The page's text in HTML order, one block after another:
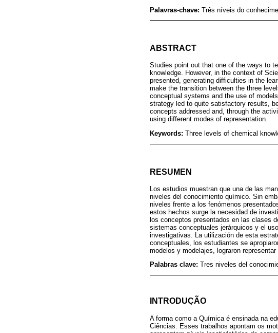
Palavras-chave: Três níveis do
ABSTRACT
Studies point out that one of the ways to
knowledge. However, in the context of
presented, generating difficulties in the
make the transition between the three
conceptual systems and the use of
strategy led to quite satisfactory results,
concepts addressed and, through the
using different modes of representation.
Keywords: Three levels of chemical
RESUMEN
Los estudios muestran que una de las
niveles del conocimiento químico. Sin
niveles frente a los fenómenos
estos hechos surge la necesidad de
los conceptos presentados en las clases
sistemas conceptuales jerárquicos y el
investigativas. La utilización de esta
conceptuales, los estudiantes se
modelos y modelajes, lograron
Palabras clave: Tres niveles del
INTRODUÇÃO
A forma como a Química é ensinada na
Ciências. Esses trabalhos apontam os